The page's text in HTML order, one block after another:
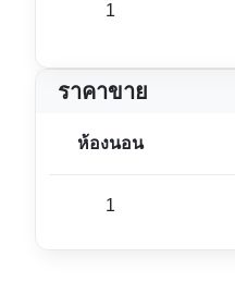
1
ราคาขาย
ห้องนอน
1